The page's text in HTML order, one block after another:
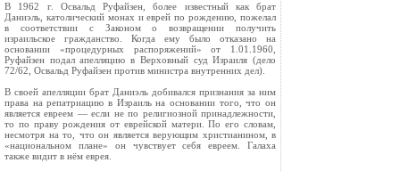
В 1962 г. Освальд Руфайзен, более известный как брат
Даниэль, католический монах и еврей по рождению, пожелал
в соответствии с Законом о возвращении получить
израильское гражданство. Когда ему было отказано на
основании «процедурных распоряжений» от 1.01.1960,
Руфайзен подал апелляцию в Верховный суд Израиля (дело
72/62, Освальд Руфайзен против министра внутренних дел).
В своей апелляции брат Даниэль добивался признания за ним
права на репатриацию в Израиль на основании того, что он
является евреем — если не по религиозной принадлежности,
то по праву рождения от еврейской матери. По его словам,
несмотря на то, что он является верующим христианином, в
«национальном плане» он чувствует себя евреем. Галаха
также видит в нём еврея.